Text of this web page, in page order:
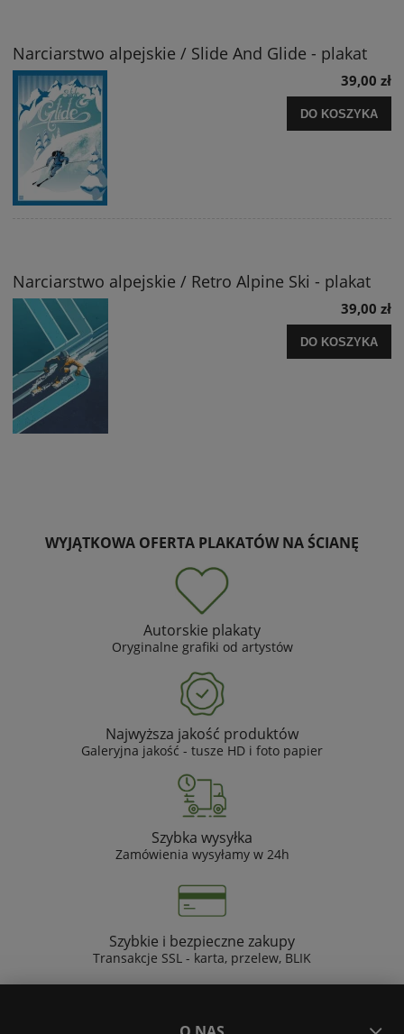
Narciarstwo alpejskie / Slide And Glide - plakat
39,00 zł
DO KOSZYKA
Narciarstwo alpejskie / Retro Alpine Ski - plakat
39,00 zł
DO KOSZYKA
WYJĄTKOWA OFERTA PLAKATÓW NA ŚCIANĘ
Autorskie plakaty
Oryginalne grafiki od artystów
Najwyższa jakość produktów
Galeryjna jakość - tusze HD i foto papier
Szybka wysyłka
Zamówienia wysyłamy w 24h
Szybkie i bezpieczne zakupy
Transakcje SSL - karta, przelew, BLIK